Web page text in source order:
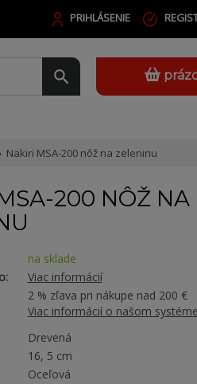
PRIHLÁSENIE
Nakiri MSA-200 nôž na zeleninu
200 NÔŽ NA
na sklade
Viac informácií
2 % zľava pri nákupe nad 200 €
Viac informácií o našom
Drevená
16, 5 cm
Oceľová